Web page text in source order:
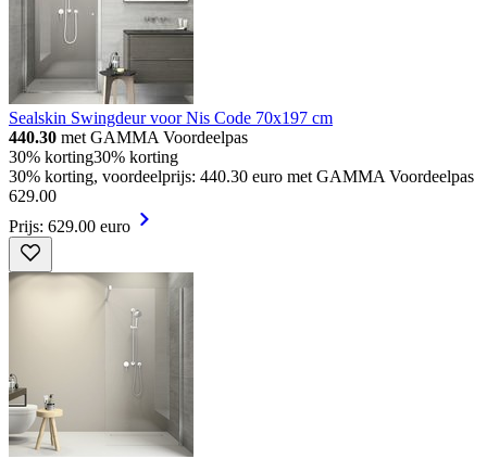
Sealskin Swingdeur voor Nis Code 70x197 cm
440.30 met GAMMA Voordeelpas
30% korting30% korting
30% korting, voordeelprijs: 440.30 euro met GAMMA Voordeelpas
629.00
Prijs: 629.00 euro